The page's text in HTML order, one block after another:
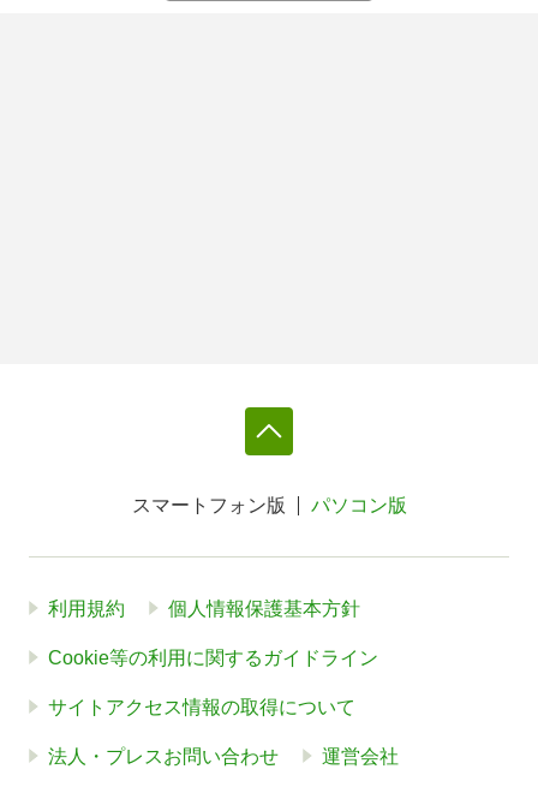
スマートフォン版 パソコン版
利用規約 個人情報保護基本方針
Cookie等の利用に関するガイドライン
サイトアクセス情報の取得について
法人・プレスお問い合わせ 運営会社